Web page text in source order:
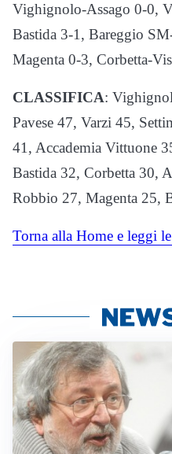
Vighignolo-Assago 0-0,
Bastida 3-1, Bareggio
Magenta 0-3, Corbetta-
CLASSIFICA:
Pavese 47, Varzi 45,
41, Accademia Vittuone
Bastida 32, Corbetta 30,
Robbio 27, Magenta 25,
Torna alla Home e leggi